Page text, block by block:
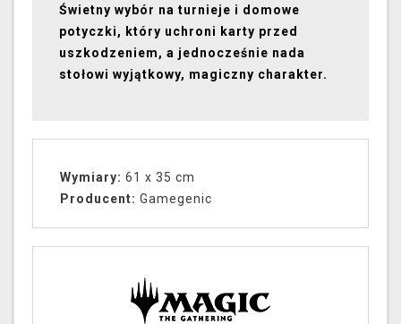
Świetny wybór na turnieje i domowe
potyczki, który uchroni karty przed
uszkodzeniem, a jednocześnie nada
stołowi wyjątkowy, magiczny charakter.
Wymiary: 61 x 35 cm
Producent: Gamegenic